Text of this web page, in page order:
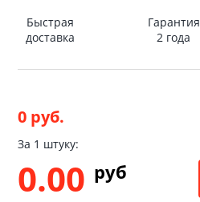
Быстрая
доставка
Гарантия
2 года
0 руб.
За 1 штуку:
0.00 pуб